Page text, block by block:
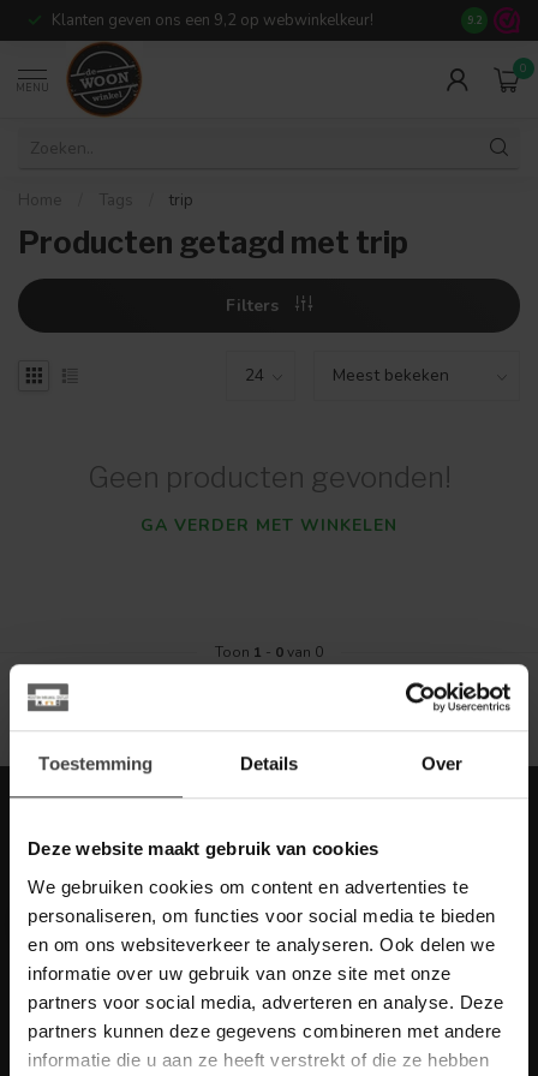
Toestemming Details Over
Deze website maakt gebruik van cookies
We gebruiken cookies om content en advertenties te
personaliseren, om functies voor social media te bieden
en om ons websiteverkeer te analyseren. Ook delen we
informatie over uw gebruik van onze site met onze
partners voor social media, adverteren en analyse. Deze
partners kunnen deze gegevens combineren met andere
informatie die u aan ze heeft verstrekt of die ze hebben
Klanten geven ons een 9,2 op webwinkelkeur! Meer dan
9.2
MENU
0
Home Tags trip
Producten getagd met trip
Filters
Geen producten gevonden!
GA VERDER MET WINKELEN
Toon 1 - 0van 0
Meer informatie
Heb je vragen over onze artikelen of jouw aankoop? Bekijk dan
de klantenservice pagina. Daar staan antwoorden op veel
scherpe acties